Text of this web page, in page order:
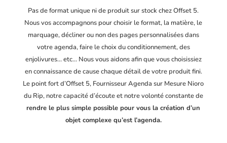
Pas de format unique ni de produit sur stock chez Offset 5.
Nous vos accompagnons pour choisir le format, la matière, le
marquage, décliner ou non des pages personnalisées dans
votre agenda, faire le choix du conditionnement, des
enjolivures… etc… Nous vous aidons afin que vous choisissiez
en connaissance de cause chaque détail de votre produit fini.
Le point fort d’Offset 5, Fournisseur Agenda sur Mesure Nioro
du Rip, notre capacité d’écoute et notre volonté constante de
rendre le plus simple possible pour vous la création d’un
objet complexe qu’est l’agenda.